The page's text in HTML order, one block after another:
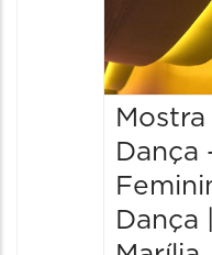
Mostra
Dança
Dança